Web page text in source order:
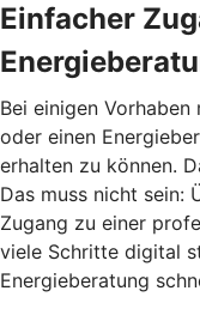
Einfacher
Bei einigen Vorhaben
oder einen
erhalten zu können.
Das muss nicht sein:
Zugang zu einer
viele Schritte digital
Energieberatung